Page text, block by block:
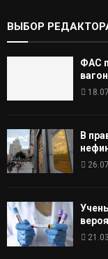
ВЫБОР
ФАС
В